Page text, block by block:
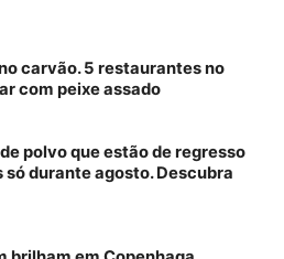
carvão. 5 restaurantes no
com peixe assado
polvo que estão de regresso
só durante agosto. Descubra